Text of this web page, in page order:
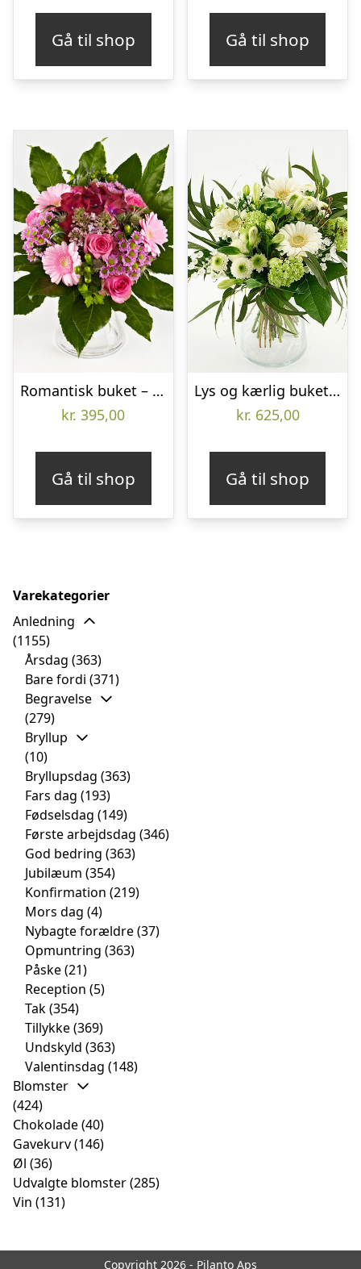
Gå til shop Gå til shop
Romantisk buket – Send blomster med Bloomit
kr. 395,00
Gå til shop
Lys og kærlig buket – Send blomster med Bloomit
kr. 625,00
Gå til shop
Varekategorier
Anledning
(1155)
Årsdag (363)
Bare fordi (371)
Begravelse
(279)
Bryllup
(10)
Bryllupsdag (363)
Fars dag (193)
Fødselsdag (149)
Første arbejdsdag (346)
God bedring (363)
Jubilæum (354)
Konfirmation (219)
Mors dag (4)
Nybagte forældre(37)
Opmuntring (363)
Påske(21)
Reception (5)
Tak(354)
Tillykke(369)
Undskyld (363)
Valentinsdag (148)
Blomster
(424)
Chokolade(40)
Gavekurv(146)
Øl (36)
Udvalgte blomster(285)
Vin (131)
Copyright 2026 - Pilanto Aps